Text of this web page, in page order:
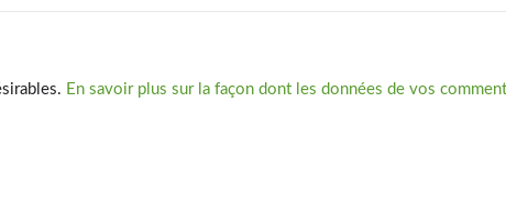
En savoir plus sur la façon dont les données de vos